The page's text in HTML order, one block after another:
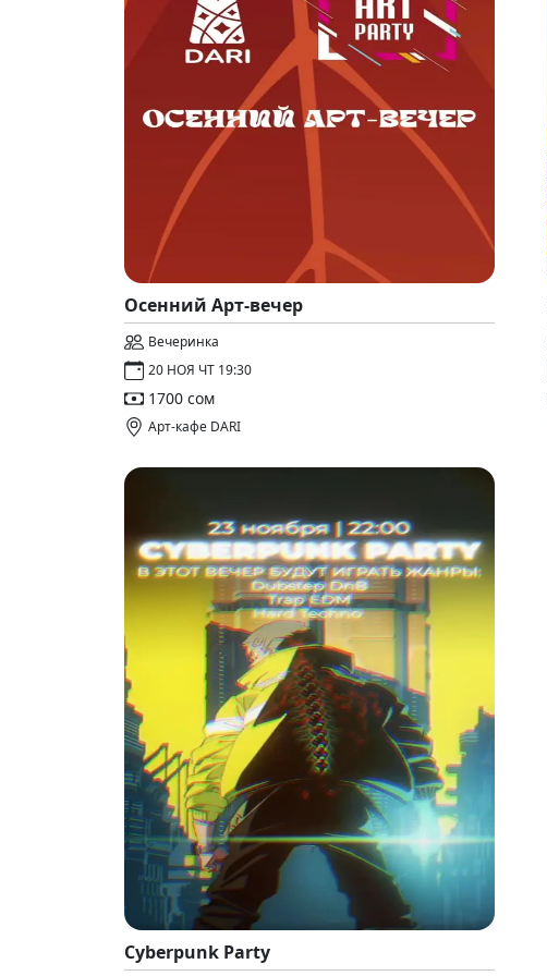
Осенний Арт-вечер
Вечеринка
20 НОЯ ЧТ 19:30
1700 сом
Арт-кафе DARI
Cyberpunk Party